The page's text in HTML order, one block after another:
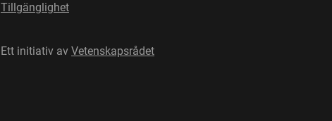
Tillgänglighet
Ett initiativ av Vetenskapsrådet